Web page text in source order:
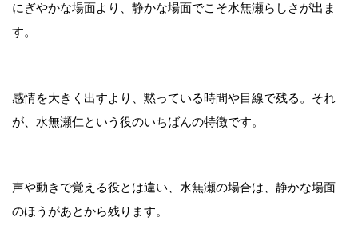
にぎやかな場面より、静かな場面でこそ水無瀬らしさが出ま
す。
感情を大きく出すより、黙っている時間や目線で残る。それ
が、水無瀬仁という役のいちばんの特徴です。
声や動きで覚える役とは違い、水無瀬の場合は、静かな場面
のほうがあとから残ります。